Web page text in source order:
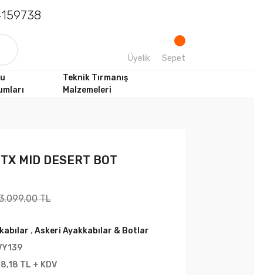
Üyelik Sepet
Teknik Tırmanış
Malzemeleri
MID DESERT BOT
TL
, Askeri Ayakkabılar & Botlar
TL + KDV